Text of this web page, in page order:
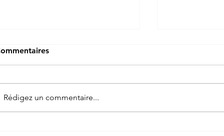
TEIGNOUSE CUP 2024
Rédigez un commentaire...